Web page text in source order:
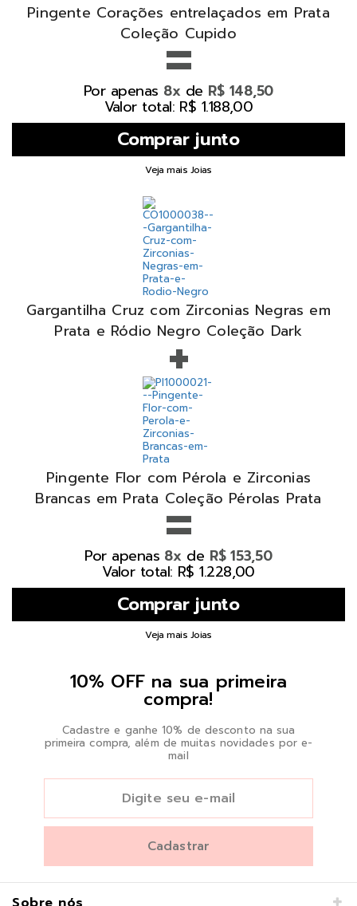
Pingente Corações entrelaçados em Prata
Coleção Cupido
=
Por apenas 8x de R$ 148,50
Valor total: R$ 1.188,00
Veja mais Joias
Gargantilha Cruz com Zirconias Negras em
Prata e Ródio Negro Coleção Dark
+
Pingente Flor com Pérola e Zirconias
Brancas em Prata Coleção Pérolas Prata
=
Por apenas 8x de R$ 153,50
Valor total: R$ 1.228,00
Veja mais Joias
10% OFF na sua primeira
compra!
Cadastre e ganhe 10% de desconto na sua
primeira compra, além de muitas novidades por e-
mail